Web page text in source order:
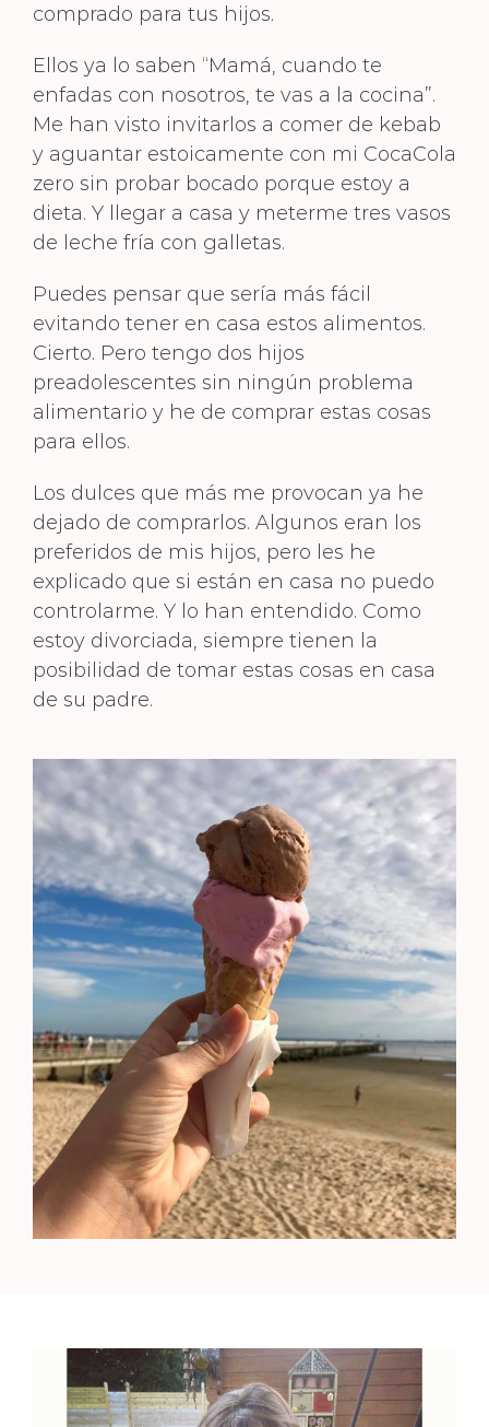
comprado para tus hijos.
Ellos ya lo saben “Mamá, cuando te
enfadas con nosotros, te vas a la cocina”.
Me han visto invitarlos a comer de kebab
y aguantar estoicamente con mi CocaCola
zero sin probar bocado porque estoy a
dieta. Y llegar a casa y meterme tres vasos
de leche fría con galletas.
Puedes pensar que sería más fácil
evitando tener en casa estos alimentos.
Cierto. Pero tengo dos hijos
preadolescentes sin ningún problema
alimentario y he de comprar estas cosas
para ellos.
Los dulces que más me provocan ya he
dejado de comprarlos. Algunos eran los
preferidos de mis hijos, pero les he
explicado que si están en casa no puedo
controlarme. Y lo han entendido. Como
estoy divorciada, siempre tienen la
posibilidad de tomar estas cosas en casa
de su padre.